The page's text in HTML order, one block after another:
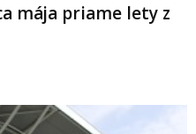
mája priame lety z